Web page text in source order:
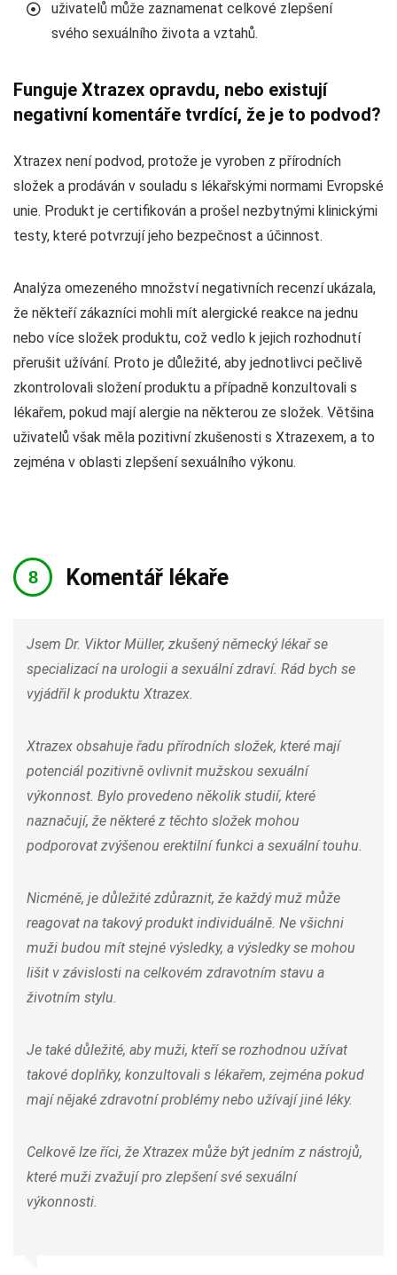
uživatelů může zaznamenat celkové zlepšení
svého sexuálního života a vztahů.
Funguje Xtrazex opravdu, nebo existují
negativní komentáře tvrdící, že je to podvod?
Xtrazex není podvod, protože je vyroben z přírodních
složek a prodáván v souladu s lékařskými normami Evropské
unie. Produkt je certifikován a prošel nezbytnými klinickými
testy, které potvrzují jeho bezpečnost a účinnost.
Analýza omezeného množství negativních recenzí ukázala,
že někteří zákazníci mohli mít alergické reakce na jednu
nebo více složek produktu, což vedlo k jejich rozhodnutí
přerušit užívání. Proto je důležité, aby jednotlivci pečlivě
zkontrolovali složení produktu a případně konzultovali s
lékařem, pokud mají alergie na některou ze složek. Většina
uživatelů však měla pozitivní zkušenosti s Xtrazexem, a to
zejména v oblasti zlepšení sexuálního výkonu.
Komentář lékaře
Jsem Dr. Viktor Müller, zkušený německý lékař se
specializací na urologii a sexuální zdraví. Rád bych se
vyjádřil k produktu Xtrazex.
Xtrazex obsahuje řadu přírodních složek, které mají
potenciál pozitivně ovlivnit mužskou sexuální
výkonnost. Bylo provedeno několik studií, které
naznačují, že některé z těchto složek mohou
podporovat zvýšenou erektilní funkci a sexuální touhu.
Nicméně, je důležité zdůraznit, že každý muž může
reagovat na takový produkt individuálně. Ne všichni
muži budou mít stejné výsledky, a výsledky se mohou
lišit v závislosti na celkovém zdravotním stavu a
životním stylu.
Je také důležité, aby muži, kteří se rozhodnou užívat
takové doplňky, konzultovali s lékařem, zejména pokud
mají nějaké zdravotní problémy nebo užívají jiné léky.
Celkově lze říci, že Xtrazex může být jedním z nástrojů,
které muži zvažují pro zlepšení své sexuální
výkonnosti.